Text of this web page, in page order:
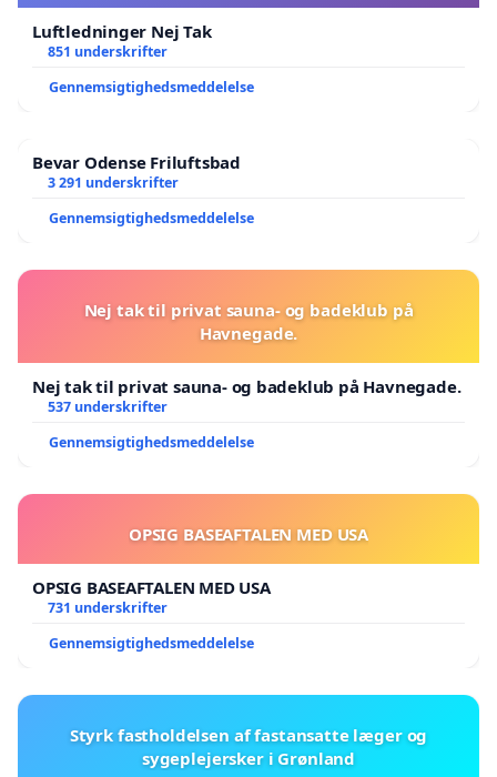
Luftledninger Nej Tak
851 underskrifter
Gennemsigtighedsmeddelelse
Bevar Odense Friluftsbad
3 291 underskrifter
Gennemsigtighedsmeddelelse
Nej tak til privat sauna- og badeklub på
Havnegade.
Nej tak til privat sauna- og badeklub på Havnegade.
537 underskrifter
Gennemsigtighedsmeddelelse
OPSIG BASEAFTALEN MED USA
OPSIG BASEAFTALEN MED USA
731 underskrifter
Gennemsigtighedsmeddelelse
Styrk fastholdelsen af fastansatte læger og
sygeplejersker i Grønland